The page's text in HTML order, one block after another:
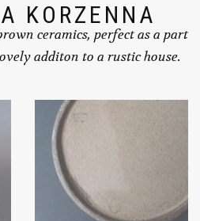
KORZENNA
ceramics, perfect as a part
additon to a rustic house.